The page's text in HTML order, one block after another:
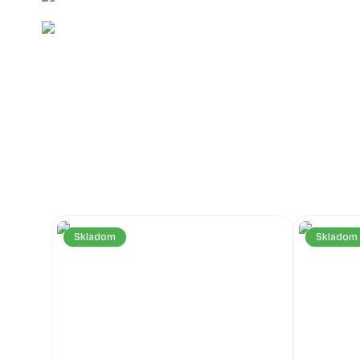
Skladom Skladom